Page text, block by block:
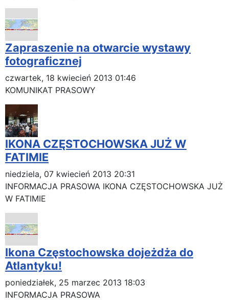
Zapraszenie na otwarcie wystawy
fotograficznej
czwartek, 18 kwiecień 2013 01:46
KOMUNIKAT PRASOWY
IKONA CZĘSTOCHOWSKA JUŻ W
FATIMIE
niedziela, 07 kwiecień 2013 20:31
INFORMACJA PRASOWA IKONA CZĘSTOCHOWSKA JUŻ
W FATIMIE
Ikona Częstochowska dojeżdża do
Atlantyku!
poniedziałek, 25 marzec 2013 18:03
INFORMACJA PRASOWA